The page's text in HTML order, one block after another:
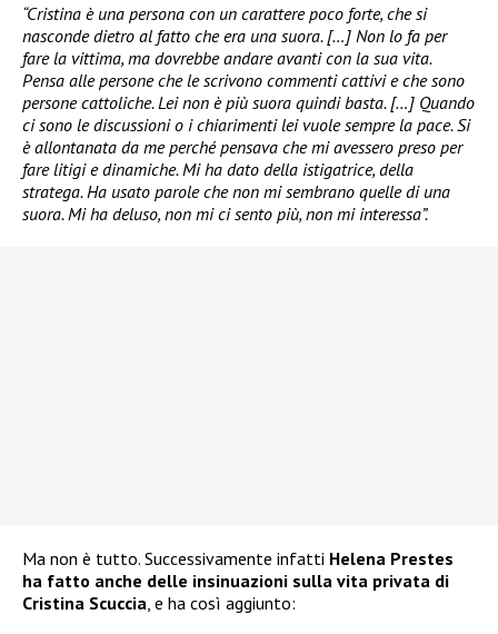
“Cristina è una persona con un carattere poco forte, che si
nasconde dietro al fatto che era una suora. […] Non lo fa per
fare la vittima, ma dovrebbe andare avanti con la sua vita.
Pensa alle persone che le scrivono commenti cattivi e che sono
persone cattoliche. Lei non è più suora quindi basta. […] Quando
ci sono le discussioni o i chiarimenti lei vuole sempre la pace. Si
è allontanata da me perché pensava che mi avessero preso per
fare litigi e dinamiche. Mi ha dato della istigatrice, della
stratega. Ha usato parole che non mi sembrano quelle di una
suora. Mi ha deluso, non mi ci sento più, non mi interessa”.
Ma non è tutto. Successivamente infatti Helena Prestes
ha fatto anche delle insinuazioni sulla vita privata di
Cristina Scuccia , e ha così aggiunto: